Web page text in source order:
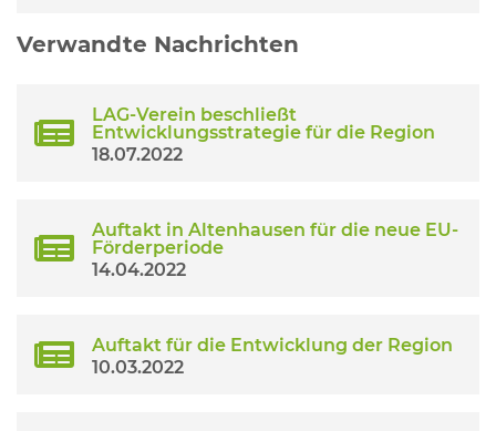
Verwandte Nachrichten
LAG-Verein beschließt
Entwicklungsstrategie für die Region
18.07.2022
Auftakt in Altenhausen für die neue EU-
Förderperiode
14.04.2022
Auftakt für die Entwicklung der Region
10.03.2022